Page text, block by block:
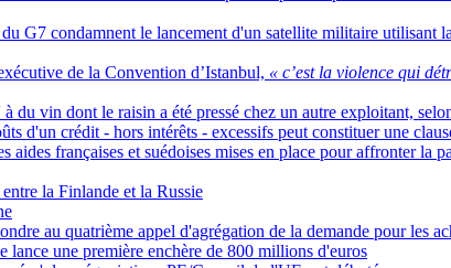
G7 condamnent le lancement d'un satellite militaire utilisant
de la Convention d’Istanbul, « c’est la violence qui
du vin dont le raisin a été pressé chez un autre exploitant,
d'un crédit - hors intérêts - excessifs peut constituer une
aides françaises et suédoises mises en place pour affronter la
la Finlande et la Russie
au quatrième appel d'agrégation de la demande pour les
lance une première enchère de 800 millions d'euros